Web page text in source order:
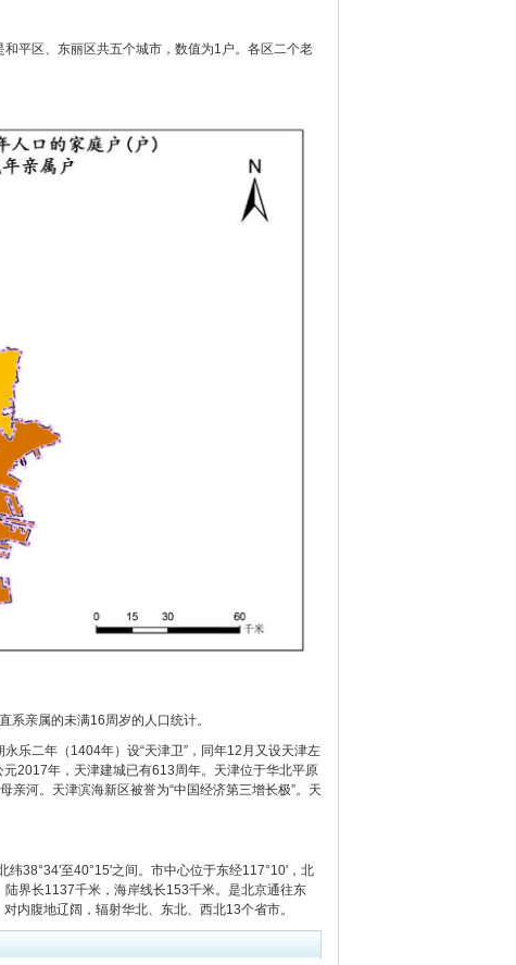
平区、东丽区共五个城市，数值为1户。各区二个老
亲属的未满16周岁的人口统计。
乐二年（1404年）设“天津卫”，同年12月又设天津左
2017年，天津建城已有613周年。天津位于华北平原
河。天津滨海新区被誉为“中国经济第三增长极”。天
38°34'至40°15'之间。市中心位于东经117°10'，北
界长1137千米，海岸线长153千米。是北京通往东
内腹地辽阔，辐射华北、东北、西北13个省市。